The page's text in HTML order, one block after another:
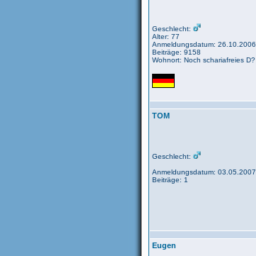
Geschlecht:
Alter: 77
Anmeldungsdatum: 26.10.2006
Beiträge: 9158
Wohnort: Noch schariafreies D?
TOM
Geschlecht:
Anmeldungsdatum: 03.05.2007
Beiträge: 1
Eugen